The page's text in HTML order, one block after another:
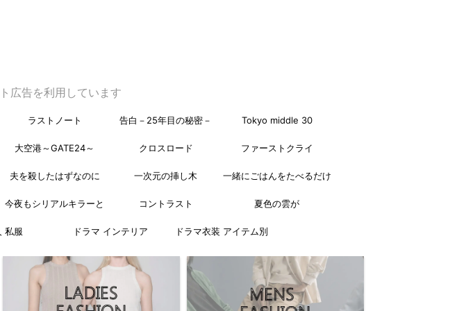
広告を利用しています
ラストノート 告白－25年目の秘密－ Tokyo middle 30
大空港～GATE24～ クロスロード ファーストクライ
夫を殺したはずなのに 一次元の挿し木 一緒にごはんをたべるだけ
今夜もシリアルキラーと コントラスト 夏色の雲が
私服 ドラマ インテリア ドラマ衣装 アイテム別